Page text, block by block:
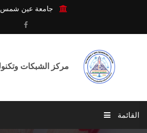
جامعة عين شمس
القائمة